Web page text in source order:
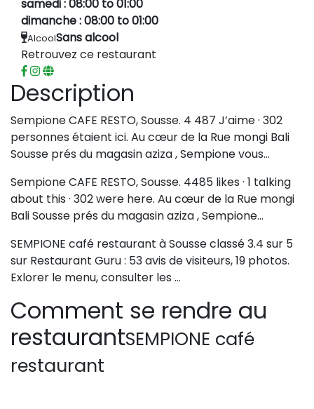
samedi : 08:00 to 01:00
dimanche : 08:00 to 01:00
AlcoolSans alcool
Retrouvez ce restaurant
Description
Sempione CAFE RESTO, Sousse. 4 487 J’aime · 302
personnes étaient ici. Au cœur de la Rue mongi Bali
Sousse prés du magasin aziza , Sempione vous…
Sempione CAFE RESTO, Sousse. 4485 likes · 1 talking
about this · 302 were here. Au cœur de la Rue mongi
Bali Sousse prés du magasin aziza , Sempione…
SEMPIONE café restaurant à Sousse classé 3.4 sur 5
sur Restaurant Guru : 53 avis de visiteurs, 19 photos.
Exlorer le menu, consulter les …
Comment se rendre au
restaurantSEMPIONE café
restaurant